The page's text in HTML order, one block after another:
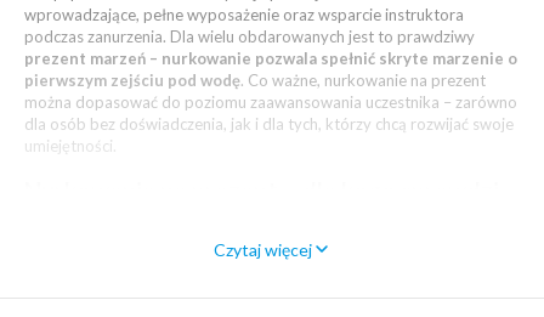
wprowadzające, pełne wyposażenie oraz wsparcie instruktora
podczas zanurzenia. Dla wielu obdarowanych jest to prawdziwy
prezent marzeń – nurkowanie pozwala spełnić skryte marzenie o
pierwszym zejściu pod wodę. Co ważne, nurkowanie na prezent
można dopasować do poziomu zaawansowania uczestnika – zarówno
dla osób bez doświadczenia, jak i dla tych, którzy chcą rozwijać swoje
umiejętności.
Oferta Deepspot jest elastyczna, dlatego nurkowanie na prezent
Czytaj więcej